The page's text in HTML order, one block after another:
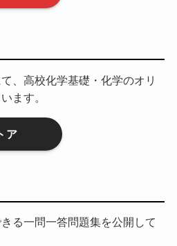
、高校化学基礎・化学のオリ
ます。
ア
る一問一答問題集を公開して